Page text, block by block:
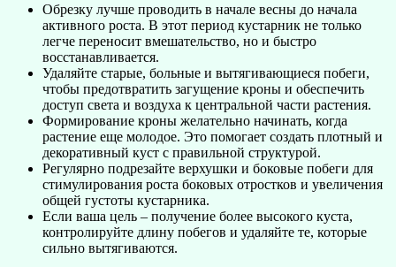
Обрезку лучше проводить в начале весны до начала
активного роста. В этот период кустарник не только
легче переносит вмешательство, но и быстро
восстанавливается.
Удаляйте старые, больные и вытягивающиеся побеги,
чтобы предотвратить загущение кроны и обеспечить
доступ света и воздуха к центральной части растения.
Формирование кроны желательно начинать, когда
растение еще молодое. Это помогает создать плотный и
декоративный куст с правильной структурой.
Регулярно подрезайте верхушки и боковые побеги для
стимулирования роста боковых отростков и увеличения
общей густоты кустарника.
Если ваша цель – получение более высокого куста,
контролируйте длину побегов и удаляйте те, которые
сильно вытягиваются.